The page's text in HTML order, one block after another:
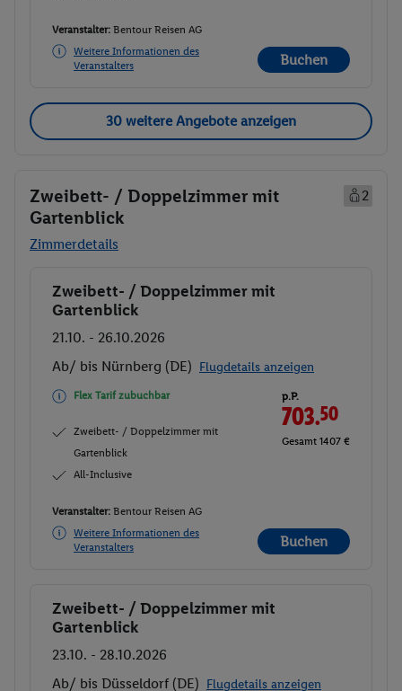
Veranstalter: Bentour Reisen AG
Weitere Informationen des
Veranstalters
Buchen
30 weitere Angebote anzeigen
Zweibett- / Doppelzimmer mit
Gartenblick
2
Zimmerdetails
Buchen
Zweibett- / Doppelzimmer mit
Gartenblick
21.10. - 26.10.2026
Ab/ bis Nürnberg (DE) Flugdetails anzeigen
Flex Tarif zubuchbar
Zweibett- / Doppelzimmer mit
Gartenblick
All-Inclusive
p.P.
703.50
Gesamt 1407 €
Veranstalter: Bentour Reisen AG
Weitere Informationen des
Veranstalters
Buchen
Buchen
Zweibett- / Doppelzimmer mit
Gartenblick
23.10. - 28.10.2026
Ab/ bis Düsseldorf (DE) Flugdetails anzeigen